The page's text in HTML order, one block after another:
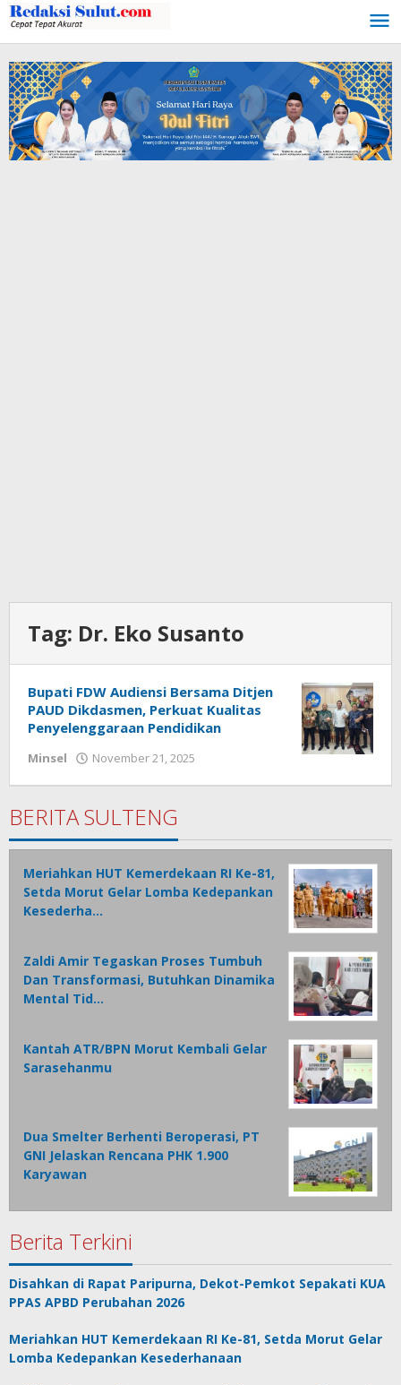
Lewati
ke
konten
Tag: Dr. Eko Susanto
Bupati FDW Audiensi Bersama Ditjen
PAUD Dikdasmen, Perkuat Kualitas
Penyelenggaraan Pendidikan
Minsel November 21, 2025
BERITA SULTENG
Meriahkan HUT Kemerdekaan RI Ke-81,
Setda Morut Gelar Lomba Kedepankan
Kesederha…
Zaldi Amir Tegaskan Proses Tumbuh
Dan Transformasi, Butuhkan Dinamika
Mental Tid…
Kantah ATR/BPN Morut Kembali Gelar
Sarasehanmu
Dua Smelter Berhenti Beroperasi, PT
GNI Jelaskan Rencana PHK 1.900
Karyawan
Berita Terkini
Disahkan di Rapat Paripurna, Dekot-Pemkot Sepakati KUA
PPAS APBD Perubahan 2026
Meriahkan HUT Kemerdekaan RI Ke-81, Setda Morut Gelar
Lomba Kedepankan Kesederhanaan